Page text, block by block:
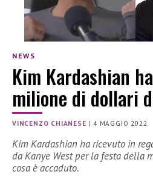
NEWS
Kim Kardashian
milione di dollari
VINCENZO CHIANESE |4 MAGGIO 2022
Kim Kardashian ha ricevuto in
da Kanye West per la festa della
cosa è accaduto.